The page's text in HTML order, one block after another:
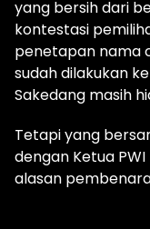
yang bersih dari
kontestasi
penetapan nama
sudah dilakukan
Sakedang masih
Tetapi yang
dengan Ketua
alasan